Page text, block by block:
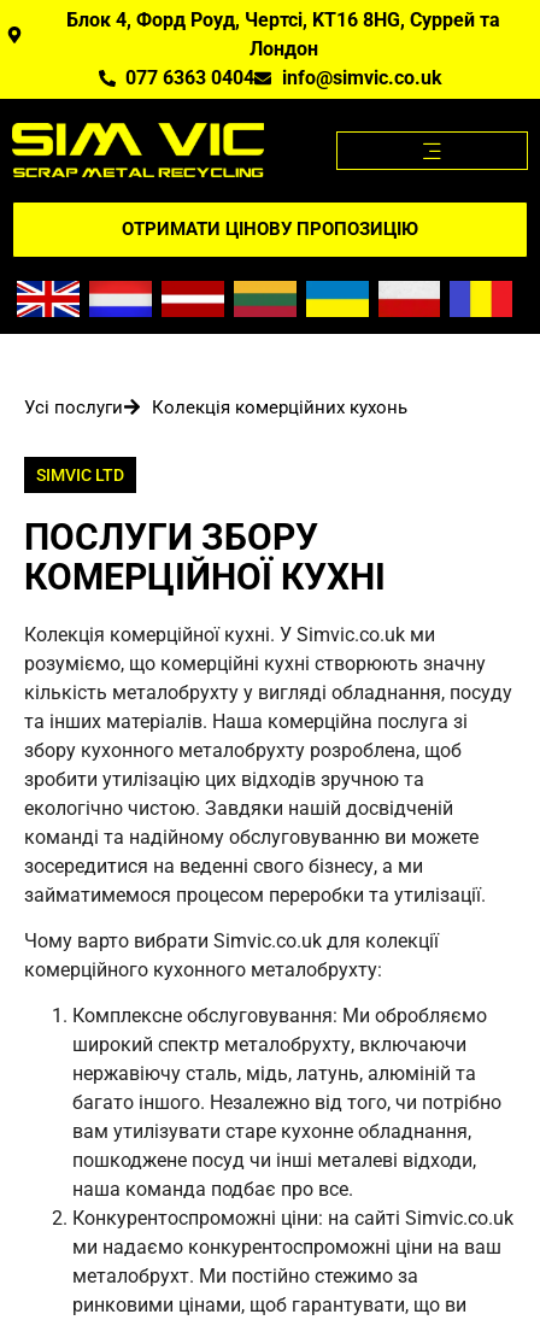
Блок 4, Форд Роуд, Чертсі, KT16 8HG, Суррей та
Лондон
077 6363 0404
info@simvic.co.uk
ОТРИМАТИ ЦІНОВУ ПРОПОЗИЦІЮ
Усі послуги Колекція комерційних кухонь
SIMVIC LTD
ПОСЛУГИ ЗБОРУ
КОМЕРЦІЙНОЇ КУХНІ
Колекція комерційної кухні. У Simvic.co.uk ми
розуміємо, що комерційні кухні створюють значну
кількість металобрухту у вигляді обладнання, посуду
та інших матеріалів. Наша комерційна послуга зі
збору кухонного металобрухту розроблена, щоб
зробити утилізацію цих відходів зручною та
екологічно чистою. Завдяки нашій досвідченій
команді та надійному обслуговуванню ви можете
зосередитися на веденні свого бізнесу, а ми
займатимемося процесом переробки та утилізації.
Чому варто вибрати Simvic.co.uk для колекції
комерційного кухонного металобрухту:
Комплексне обслуговування: Ми обробляємо
широкий спектр металобрухту, включаючи
нержавіючу сталь, мідь, латунь, алюміній та
багато іншого. Незалежно від того, чи потрібно
вам утилізувати старе кухонне обладнання,
пошкоджене посуд чи інші металеві відходи,
наша команда подбає про все.
Конкурентоспроможні ціни: на сайті Simvic.co.uk
ми надаємо конкурентоспроможні ціни на ваш
металобрухт. Ми постійно стежимо за
ринковими цінами, щоб гарантувати, що ви